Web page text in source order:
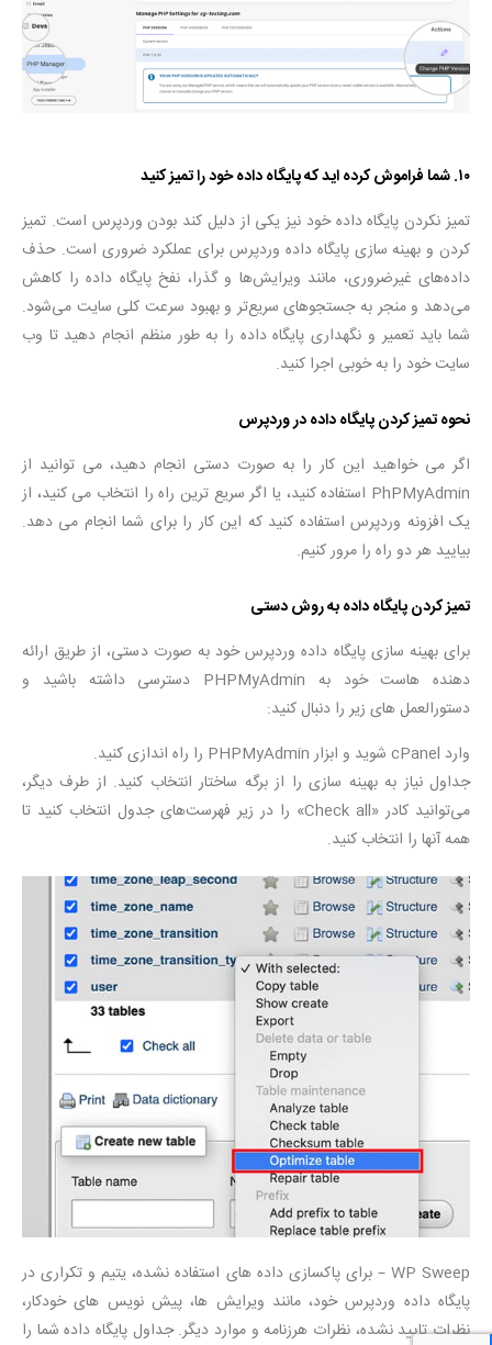
۱۰. شما فراموش کرده اید که پایگاه داده خود را تمیز کنید
تمیز نکردن پایگاه داده خود نیز یکی از دلیل کند بودن وردپرس است. تمیز
کردن و بهینه سازی پایگاه داده وردپرس برای عملکرد ضروری است. حذف
داده‌های غیرضروری، مانند ویرایش‌ها و گذرا، نفخ پایگاه داده را کاهش
می‌دهد و منجر به جستجوهای سریع‌تر و بهبود سرعت کلی سایت می‌شود.
شما باید تعمیر و نگهداری پایگاه داده را به طور منظم انجام دهید تا وب
سایت خود را به خوبی اجرا کنید.
نحوه تمیز کردن پایگاه داده در وردپرس
اگر می خواهید این کار را به صورت دستی انجام دهید، می توانید از
PhPMyAdmin استفاده کنید، یا اگر سریع ترین راه را انتخاب می کنید، از
یک افزونه وردپرس استفاده کنید که این کار را برای شما انجام می دهد.
بیایید هر دو راه را مرور کنیم.
تمیز کردن پایگاه داده به روش دستی
برای بهینه سازی پایگاه داده وردپرس خود به صورت دستی، از طریق ارائه
دهنده هاست خود به PHPMyAdmin دسترسی داشته باشید و
دستورالعمل های زیر را دنبال کنید:
وارد cPanel شوید و ابزار PHPMyAdmin را راه اندازی کنید.
جداول نیاز به بهینه سازی را از برگه ساختار انتخاب کنید. از طرف دیگر،
می‌توانید کادر «Check all» را در زیر فهرست‌های جدول انتخاب کنید تا
همه آنها را انتخاب کنید.
WP Sweep – برای پاکسازی داده های استفاده نشده، یتیم و تکراری در
پایگاه داده وردپرس خود، مانند ویرایش ها، پیش نویس های خودکار،
نظرات تایید نشده، نظرات هرزنامه و موارد دیگر. جداول پایگاه داده شما را